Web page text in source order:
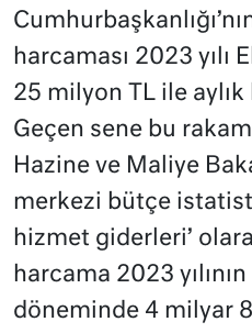
harcaması 2023 yılı
25 milyon TL ile aylık
Geçen sene bu
Hazine ve Maliye
merkezi bütçe
hizmet giderleri’
harcama 2023
döneminde 4 milyar